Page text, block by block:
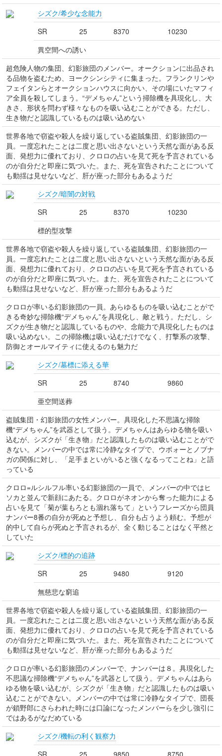
シズク/希少な念能力
SR
25 8370
10230
異空間への誘い
超危険人物の集団、幻影旅団のメンバー。オークションに出品され
る品物を盗むため、ヨークシンシティに集まった。フランクリンや
フェイタンらとオークションハウスに向かい、その場にいたマフィ
ア全員を殺してしまう。“デメちゃん”という掃除機を具現化し、大
きさ、形状を問わず様々なものを吸い込むことができる。ただし、
生き物だと認識しているものは吸い込めない
世界各地で窃盗や殺人を繰り返している盗賊集団、幻影旅団の一
員。一度忘れたことは二度と思い出さないという天然な面がある反
面、発想力に優れており、クロロの占いを見て死を予言されている
のが自分だと即座に気づいた。また、死を宣告されたことについて
も動揺は見せないなど、肝が座った部分もあるようだ
シズク/暗闇の対戦
SR
25 8370
10230
標的型攻撃
世界各地で窃盗や殺人を繰り返している盗賊集団、幻影旅団の一
員。一度忘れたことは二度と思い出さないという天然な面がある反
面、発想力に優れており、クロロの占いを見て死を予言されている
のが自分だと即座に気づいた。また、死を宣告されたことについて
も動揺は見せないなど、肝が座った部分もあるようだ
クロロが率いる幻影旅団の一員。あらゆるものを吸い込むことがで
きる奇妙な掃除機“デメちゃん”を具現化し、敵と戦う。ただし、シ
ズクが生き物だと認識しているものや、念能力で具現化したものは
吸い込めない。この掃除機は吸い込むだけでなく、打撃系の攻撃、
防御とオールマイティに使えるのも魅力だ
シズク/墓標に添える華
SR
25 8740
9860
亜空間送葬
盗賊集団・幻影旅団の女性メンバー。具現化した不思議な掃除
機“デメちゃん”を武器として扱う。デメちゃんはあらゆる物を吸い
込むが、シズクが「生き物」だと認識したものは吸い込むことがで
きない。メンバーの中では常に冷静なタイプで、ウボォーとノブナ
ガの関係に対し、「足手まといがいると強くなるってことね」と語
っている
クロロ=ルシルフル率いる幻影旅団の一員で、メンバーの中ではヒ
ソカと並んで新顔にあたる。クロロがネオンから奪った能力による
占いを見て「菊が葉もろとも涸れ落ちて」というフレーズから団員
ナンバー8番の自分が死ぬと予想し、自分も占うよう頼む。予想が
的中して自らが死ぬと予言されるが、全く動じることはなく平然と
していた
シズク/標的の追跡
SR
25 9480
9120
無慈悲な窮追
世界各地で窃盗や殺人を繰り返している盗賊集団、幻影旅団の一
員。一度忘れたことは二度と思い出さないという天然な面がある反
面、発想力に優れており、クロロの占いを見て死を予言されている
のが自分だと即座に気づいた。また、死を宣告されたことについて
も動揺は見せないなど、肝が座った部分もあるようだ
クロロが率いる幻影旅団のメンバーで、ナンバーは８。具現化した
不思議な掃除機“デメちゃん”を武器として扱う。デメちゃんはあら
ゆる物を吸い込むが、シズクが「生き物」だと認識したものは吸い
込むことができない。メンバーの中では常に冷静なタイプで、団長
が鎖野郎にさらわれた時には口論になったメンバーらを少し強引に
ではあるがなだめている
シズク/機転の利く観察力
SR
25 9850 8750